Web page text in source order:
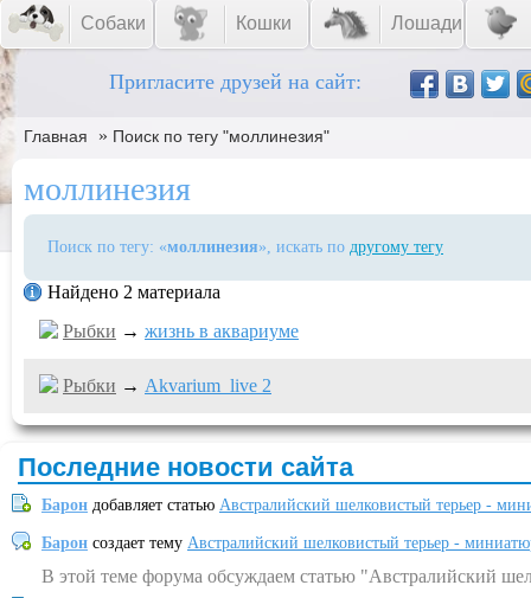
Собаки Кошки Лошади
Пригласите друзей на сайт:
Главная » Поиск по тегу "моллинезия"
моллинезия
Поиск по тегу: «моллинезия», искать по другому тегу
Найдено 2 материала
Рыбки → жизнь в аквариуме
Рыбки → Akvarium_live 2
Последние новости сайта
Барон добавляет статью Австралийский шелковистый терьер -
Барон создает тему Австралийский шелковистый терьер -
В этой теме форума обсуждаем статью "Австралийский